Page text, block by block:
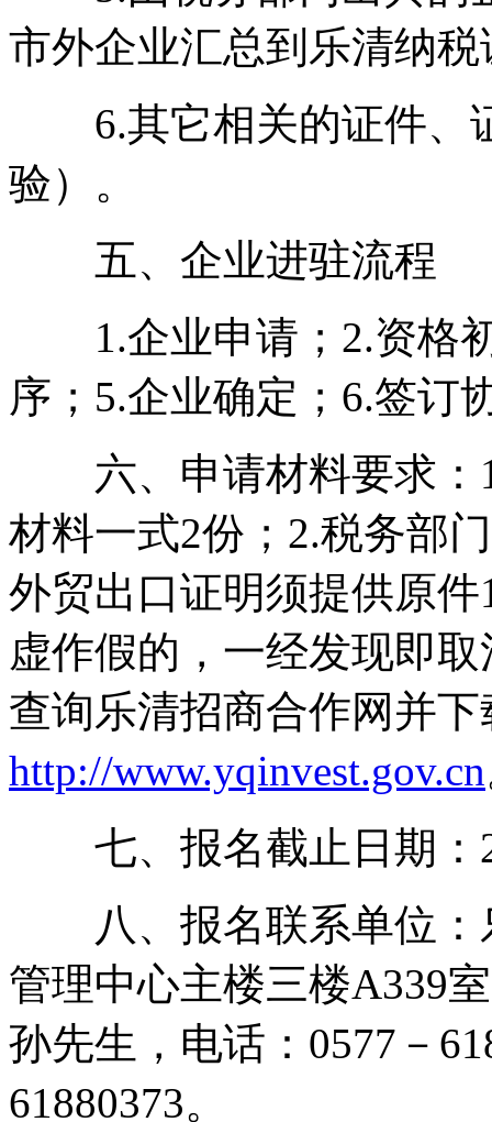
市外企业汇总到乐清纳
6.其它相关的证件、
验）。
五、企业进驻流程
1.企业申请；2.资格初
序；5.企业确定；6.签订
六、申请材料要求：
材料一式2份；2.税务部
外贸出口证明须提供原
虚作假的，一经发现即
查询乐清招商合作网并
http://www.yqinvest.gov.cn
七、报名截止日期：
八、报名联系单位：
管理中心主楼三楼A339
孙先生，电话：0577－
61880373。